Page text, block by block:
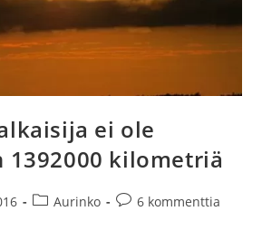
ei ole
1392000 kilometriä
Artikkelin
Aurinko
Artikkelin
6 kommenttia